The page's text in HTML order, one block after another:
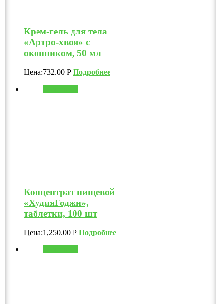
Крем-гель для тела
«Артро-хвоя» с
окопником, 50 мл
Цена:732.00 Р Подробнее
Концентрат пищевой
«ХудияГоджи»,
таблетки, 100 шт
Цена:1,250.00 Р Подробнее